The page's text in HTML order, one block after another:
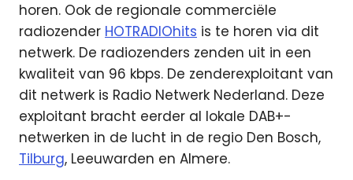
horen. Ook de regionale commerciële
radiozender HOTRADIOhits is te horen via dit
netwerk. De radiozenders zenden uit in een
kwaliteit van 96 kbps. De zenderexploitant van
dit netwerk is Radio Netwerk Nederland. Deze
exploitant bracht eerder al lokale DAB+-
netwerken in de lucht in de regio Den Bosch,
Tilburg, Leeuwarden en Almere.